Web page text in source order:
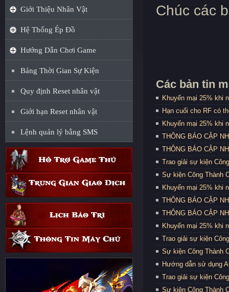
Giới Thiệu Nhân Vật
Hệ Thống Ép Đồ
Hướng Dẫn Chơi Game
Bảng Thời Gian Sự Kiện
Quy định Reset nhân vật
Giới hạn Reset nhân vật
Lệnh quản lý bằng SMS
Chúc các
Các bản tin
Khuyến mại 25% khi
Hạn cuối cho RF có
Khuyến mại 25% khi
THÔNG BÁO CẬP
THÔNG BÁO CẬP
Trao giải sự kiện
Sự kiện Công Thành
Khuyến mại 25% khi
THÔNG BÁO CẬP
THÔNG BÁO CẬP
Khuyến mại 25% khi
Trao giải sự kiện
Sự kiện Công Thành
Hướng dẫn sử dụng
Trao giải sự kiện
Sự kiện Công Thành